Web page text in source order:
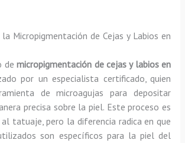
la Micropigmentación de Cejas y Labios en
demicropigmentación de cejas y labios en
por un especialista certificado, quien
de microagujas para depositar
precisa sobre la piel. Este proceso es
tatuaje, pero la diferencia radica en que
son específicos para la piel del